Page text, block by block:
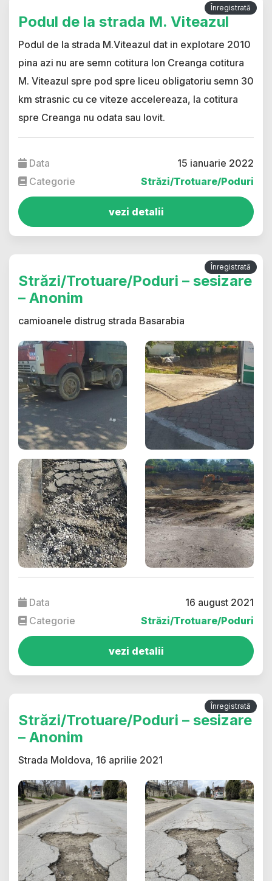
Înregistrată
Podul de la strada M. Viteazul
Podul de la strada M.Viteazul dat in explotare 2010
pina azi nu are semn cotitura Ion Creanga cotitura
M. Viteazul spre pod spre liceu obligatoriu semn 30
km strasnic cu ce viteze accelereaza, la cotitura
spre Creanga nu odata sau lovit.
Data
15 ianuarie 2022
Categorie
Străzi/Trotuare/Poduri
vezi detalii
Înregistrată
Străzi/Trotuare/Poduri – sesizare
– Anonim
camioanele distrug strada Basarabia
Data
16 august 2021
Categorie
Străzi/Trotuare/Poduri
vezi detalii
Înregistrată
Străzi/Trotuare/Poduri – sesizare
– Anonim
Strada Moldova, 16 aprilie 2021